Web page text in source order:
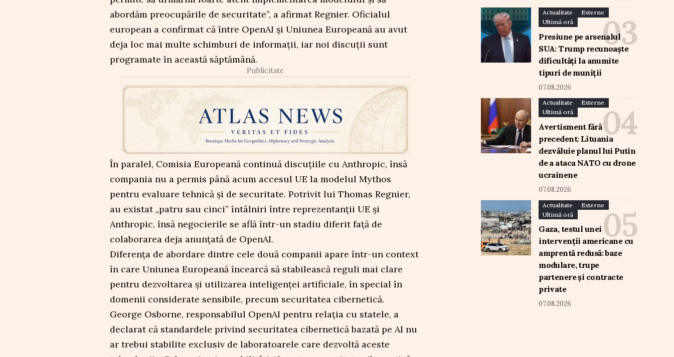
abordăm preocupările de securitate”, a afirmat Regnier. Oficialul
european a confirmat că între OpenAI şi Uniunea Europeană au avut
deja loc mai multe schimburi de informaţii, iar noi discuţii sunt
programate în această săptămână.
Publicitate
În paralel, Comisia Europeană continuă discuţiile cu Anthropic, însă
compania nu a permis până acum accesul UE la modelul Mythos
pentru evaluare tehnică şi de securitate. Potrivit lui Thomas Regnier,
au existat „patru sau cinci” întâlniri între reprezentanţii UE şi
Anthropic, însă negocierile se află într-un stadiu diferit faţă de
colaborarea deja anunţată de OpenAI.
Diferenţa de abordare dintre cele două companii apare într-un context
în care Uniunea Europeană încearcă să stabilească reguli mai clare
pentru dezvoltarea şi utilizarea inteligenţei artificiale, în special în
domenii considerate sensibile, precum securitatea cibernetică.
George Osborne, responsabilul OpenAI pentru relaţia cu statele, a
declarat că standardele privind securitatea cibernetică bazată pe AI nu
ar trebui stabilite exclusiv de laboratoarele care dezvoltă aceste
Actualitate
Externe
Ultimă oră
Presiune pe arsenalul
SUA: Trump recunoaște
dificultăți la anumite
tipuri de muniții
07.08.2026
Actualitate
Externe
Ultimă oră
Avertisment fără
precedent: Lituania
dezvăluie planul lui Putin
de a ataca NATO cu drone
ucrainene
07.08.2026
Actualitate
Externe
Ultimă oră
Gaza, testul unei
intervenții americane cu
amprentă redusă: baze
modulare, trupe
partenere și contracte
private
07.08.2026